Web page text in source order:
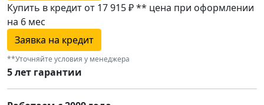
Купить в кредит от 17 915 ₽** цена при оформлении
на 6 мес
Заявка на кредит
**Уточняйте условия у менеджера
5 лет гарантии